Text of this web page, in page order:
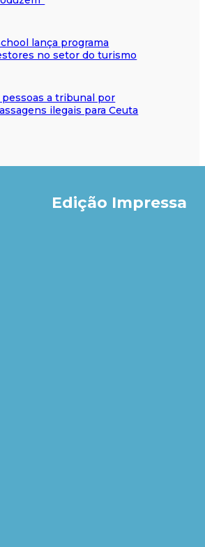
lança programa
no setor do turismo
a tribunal por
ilegais para Ceuta
Edição Impressa